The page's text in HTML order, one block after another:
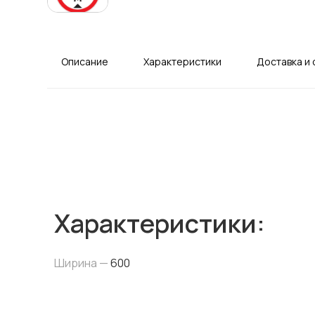
Описание Характеристики Доставка и
Характеристики:
Ширина —600